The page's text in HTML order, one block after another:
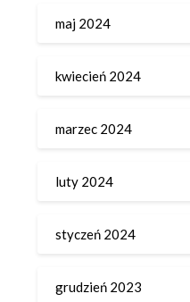
maj 2024
kwiecień 2024
marzec 2024
luty 2024
styczeń 2024
grudzień 2023